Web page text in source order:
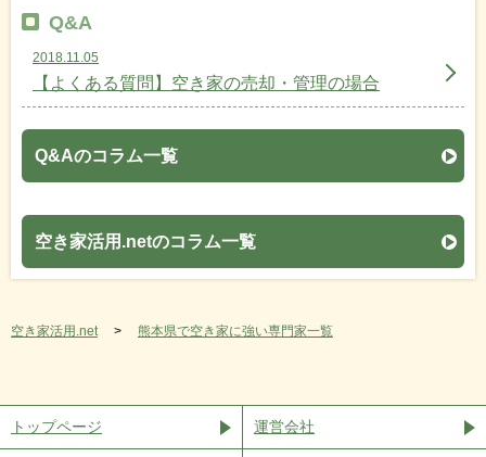
Q&A
2018.11.05
【よくある質問】空き家の売却・管理の場合
Q&Aのコラム一覧
空き家活用.netのコラム一覧
空き家活用.net 熊本県で空き家に強い専門家一覧
トップページ 運営会社